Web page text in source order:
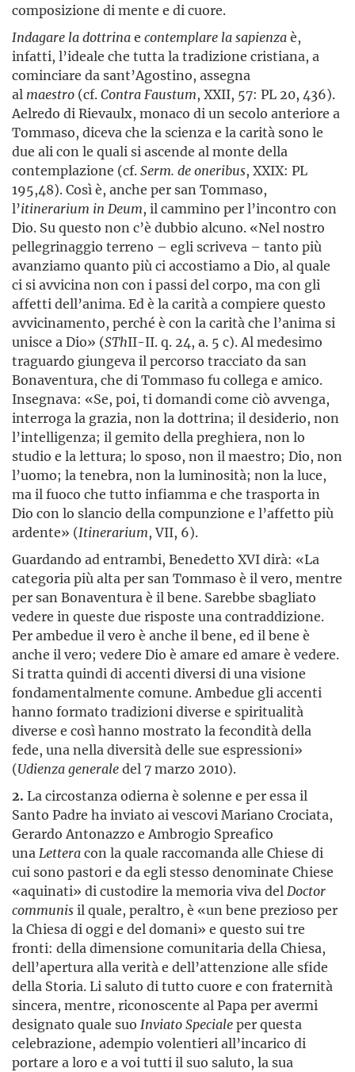
composizione di mente e di cuore.
Indagare la dottrinae contemplare la sapienzaè,
infatti, l’ideale che tutta la tradizione cristiana, a
cominciare da sant’Agostino, assegna
al maestro (cf.Contra Faustum, XXII, 57: PL 20, 436).
Aelredo di Rievaulx, monaco di un secolo anteriore a
Tommaso, diceva che la scienza e la carità sono le
due ali con le quali si ascende al monte della
contemplazione (cf.Serm. de oneribus, XXIX: PL
195,48). Così è, anche per san Tommaso,
l’itinerarium in Deum, il cammino per l’incontro con
Dio. Su questo non c’è dubbio alcuno. «Nel nostro
pellegrinaggio terreno – egli scriveva – tanto più
avanziamo quanto più ci accostiamo a Dio, al quale
ci si avvicina non con i passi del corpo, ma con gli
affetti dell’anima. Ed è la carità a compiere questo
avvicinamento, perché è con la carità che l’anima si
unisce a Dio» (SThII-II. q. 24, a. 5 c). Al medesimo
traguardo giungeva il percorso tracciato da san
Bonaventura, che di Tommaso fu collega e amico.
Insegnava: «Se, poi, ti domandi come ciò avvenga,
interroga la grazia, non la dottrina; il desiderio, non
l’intelligenza; il gemito della preghiera, non lo
studio e la lettura; lo sposo, non il maestro; Dio, non
l’uomo; la tenebra, non la luminosità; non la luce,
ma il fuoco che tutto infiamma e che trasporta in
Dio con lo slancio della compunzione e l’affetto più
ardente» (Itinerarium, VII, 6).
Guardando ad entrambi, Benedetto XVI dirà: «La
categoria più alta per san Tommaso è il vero, mentre
per san Bonaventura è il bene. Sarebbe sbagliato
vedere in queste due risposte una contraddizione.
Per ambedue il vero è anche il bene, ed il bene è
anche il vero; vedere Dio è amare ed amare è vedere.
Si tratta quindi di accenti diversi di una visione
fondamentalmente comune. Ambedue gli accenti
hanno formato tradizioni diverse e spiritualità
diverse e così hanno mostrato la fecondità della
fede, una nella diversità delle sue espressioni»
(Udienza generaledel 7 marzo 2010).
2. La circostanza odierna è solenne e per essa il
Santo Padre ha inviato ai vescovi Mariano Crociata,
Gerardo Antonazzo e Ambrogio Spreafico
una Letteracon la quale raccomanda alle Chiese di
cui sono pastori e da egli stesso denominate Chiese
«aquinati» di custodire la memoria viva del Doctor
communisil quale, peraltro, è «un bene prezioso per
la Chiesa di oggi e del domani» e questo sui tre
fronti: della dimensione comunitaria della Chiesa,
dell’apertura alla verità e dell’attenzione alle sfide
della Storia. Li saluto di tutto cuore e con fraternità
sincera, mentre, riconoscente al Papa per avermi
designato quale suo Inviato Specialeper questa
celebrazione, adempio volentieri all’incarico di
portare a loro e a voi tutti il suo saluto, la sua